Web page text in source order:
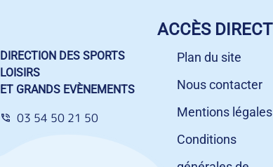
DIRECTION DES SPORTS
LOISIRS
ET GRANDS EVÈNEMENTS
03 54 50 21 50
ACCÈS DIRECT
Plan du site
Nous contacter
Mentions légales
Conditions